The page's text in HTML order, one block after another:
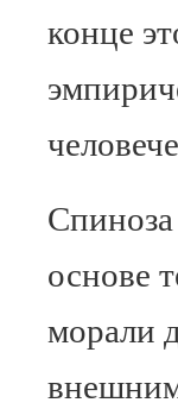
конце
основе
морали